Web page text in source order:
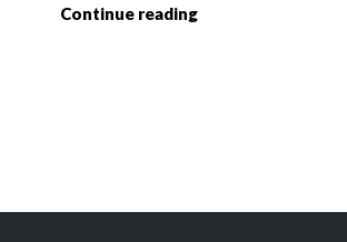
Continue readingAprendizaje